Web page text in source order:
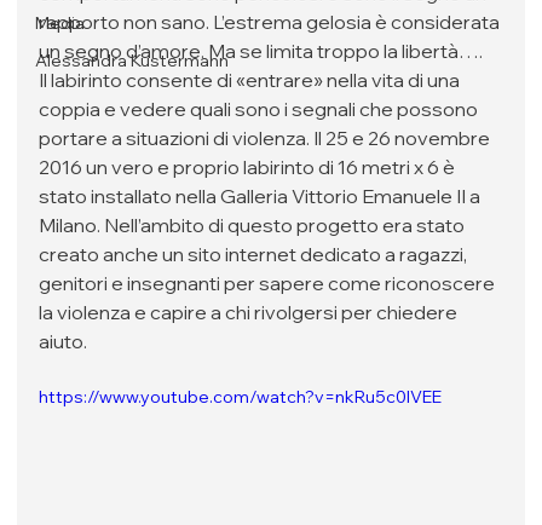
Media
Alessandra Kustermann
rapporto non sano. L’estrema gelosia è considerata
un segno d’amore. Ma se limita troppo la libertà….
Il labirinto consente di «entrare» nella vita di una
coppia e vedere quali sono i segnali che possono
portare a situazioni di violenza. Il 25 e 26 novembre
2016 un vero e proprio labirinto di 16 metri x 6 è
stato installato nella Galleria Vittorio Emanuele II a
Milano. Nell’ambito di questo progetto era stato
creato anche un sito internet dedicato a ragazzi,
genitori e insegnanti per sapere come riconoscere
la violenza e capire a chi rivolgersi per chiedere
aiuto.
https://www.youtube.com/watch?v=nkRu5c0lVEE